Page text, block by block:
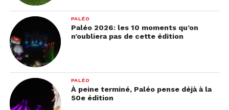
PALÉO
Paléo 2026: les 10 moments qu’on
n’oubliera pas de cette édition
PALÉO
À peine terminé, Paléo pense déjà à la
50e édition